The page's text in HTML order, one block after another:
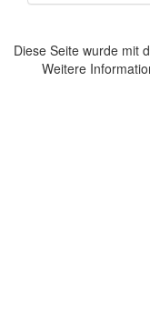
Diese Seite wurde mit
Weitere